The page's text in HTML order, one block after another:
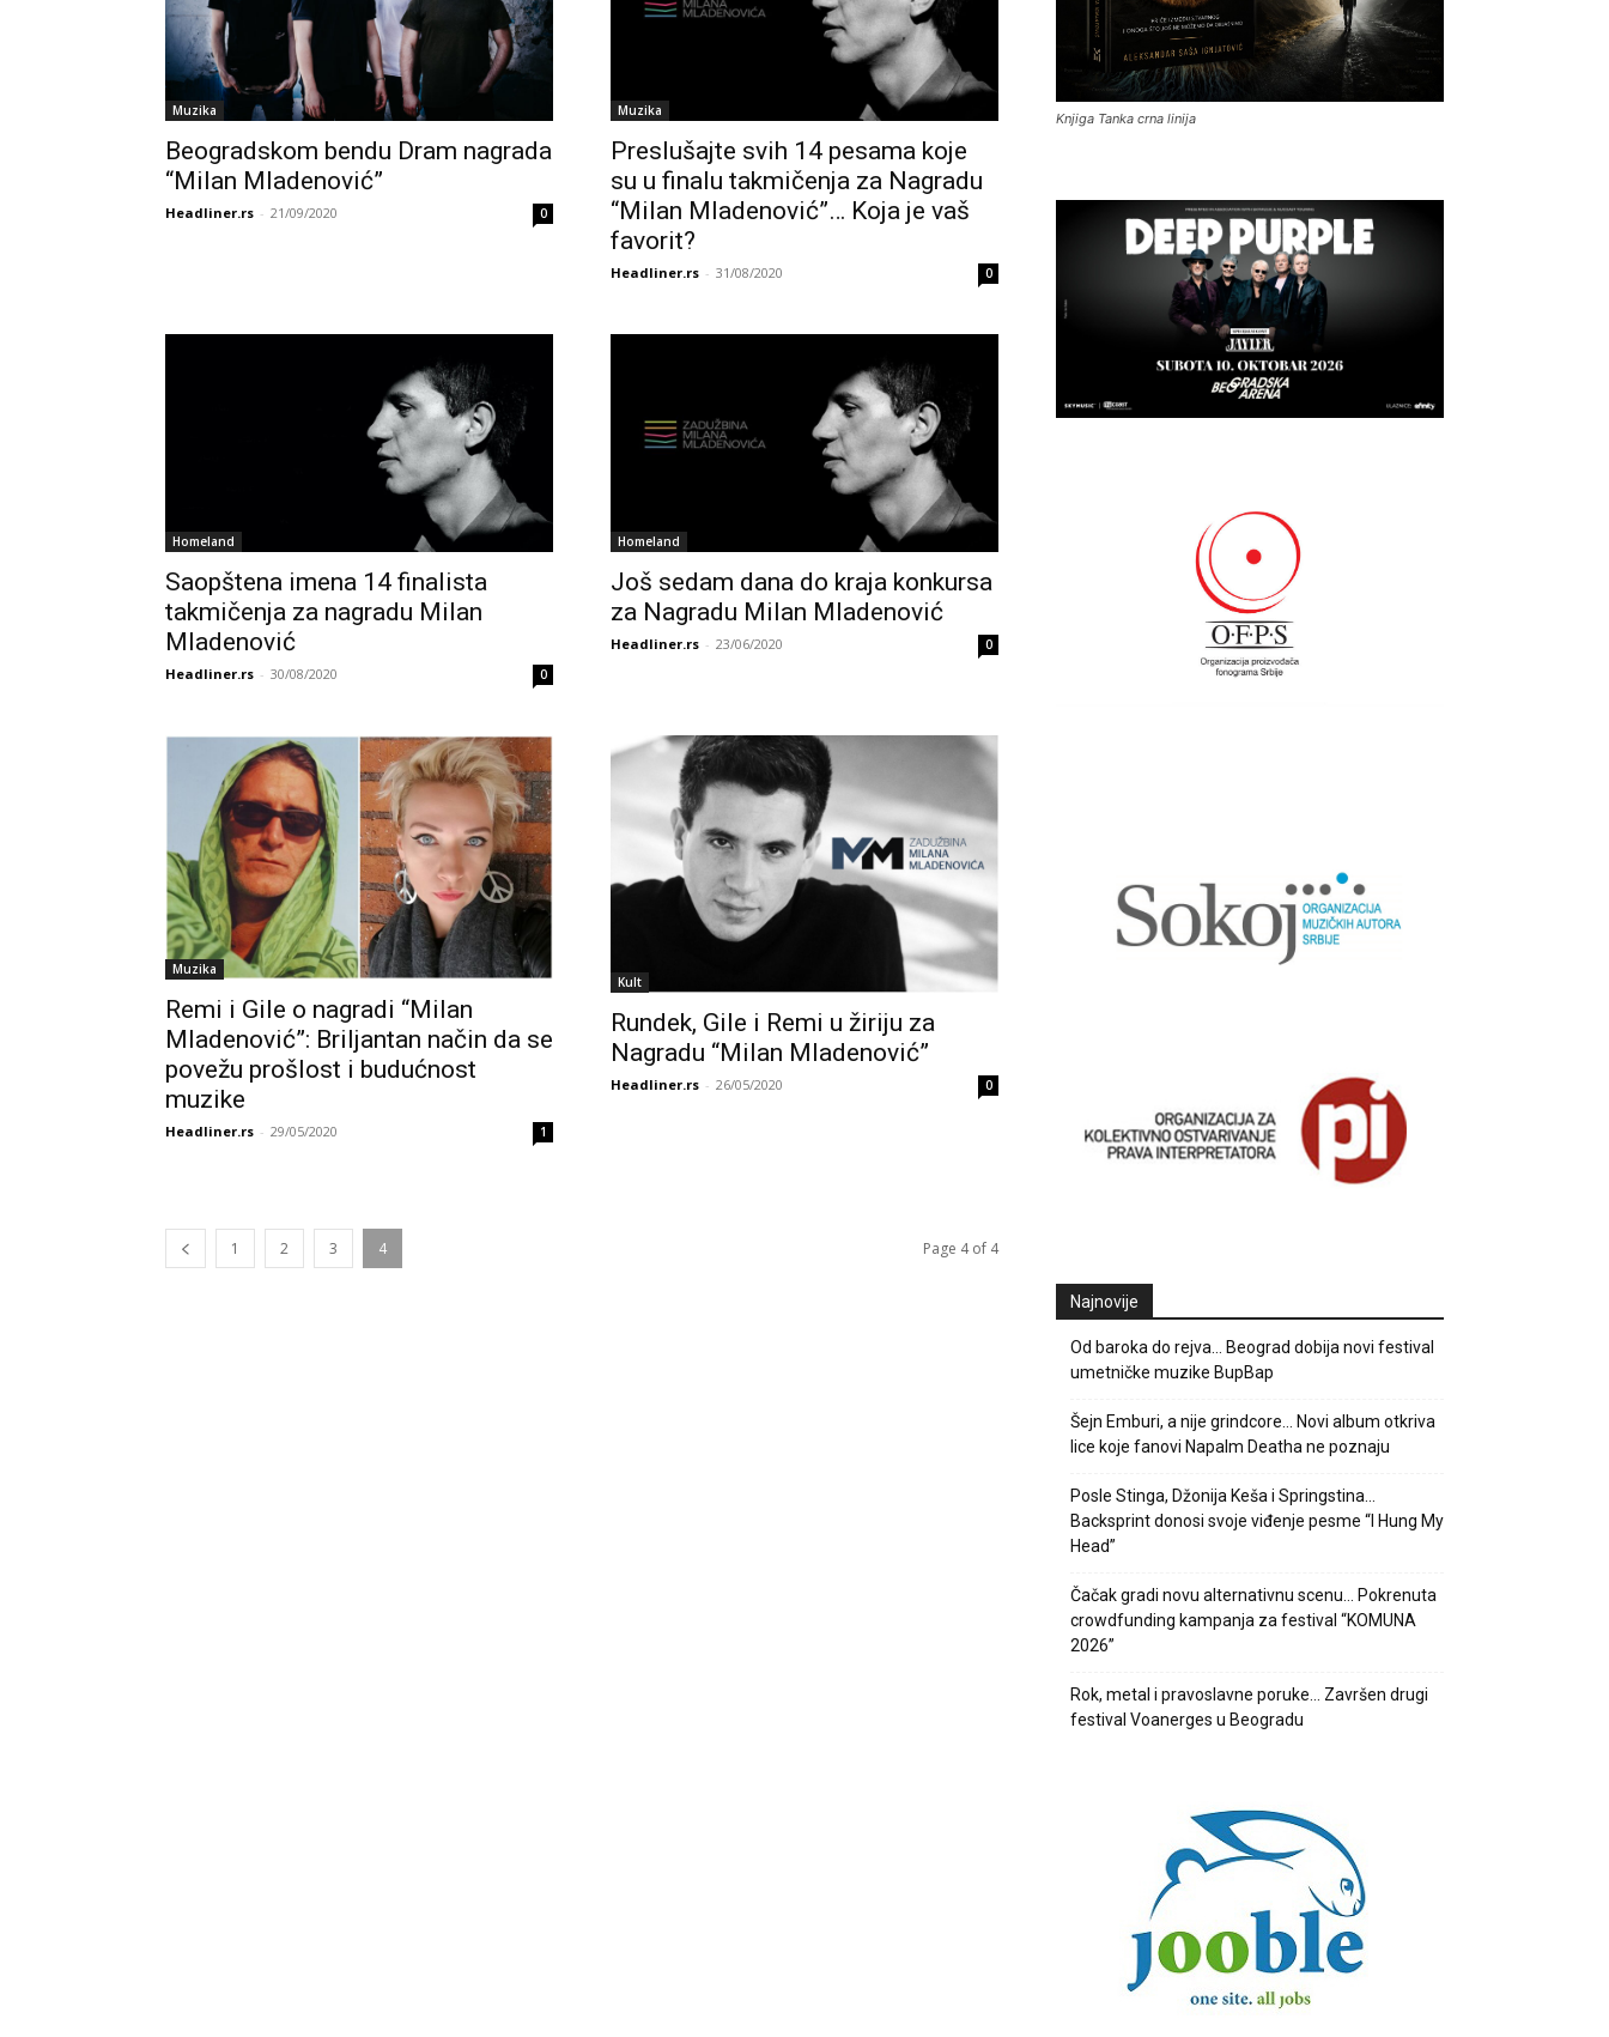
Muzika
Beogradskom bendu Dram nagrada
“Milan Mladenović”
Headliner.rs - 21/09/2020 0
Muzika
Preslušajte svih 14 pesama koje
su u finalu takmičenja za Nagradu
“Milan Mladenović”… Koja je vaš
favorit?
Headliner.rs - 31/08/2020 0
Homeland
Saopštena imena 14 finalista
takmičenja za nagradu Milan
Mladenović
Headliner.rs - 30/08/2020 0
Homeland
Još sedam dana do kraja konkursa
za Nagradu Milan Mladenović
Headliner.rs - 23/06/2020 0
Muzika
Remi i Gile o nagradi “Milan
Mladenović”: Briljantan način da se
povežu prošlost i budućnost
muzike
Headliner.rs - 29/05/2020 1
Kult
Rundek, Gile i Remi u žiriju za
Nagradu “Milan Mladenović”
Headliner.rs - 26/05/2020 0
1 2 3 4 Page 4 of 4
Knjiga Tanka crna linija
Najnovije
Od baroka do rejva… Beograd dobija novi festival
umetničke muzike BupBap
Šejn Emburi, a nije grindcore… Novi album otkriva
lice koje fanovi Napalm Deatha ne poznaju
Posle Stinga, Džonija Keša i Springstina…
Backsprint donosi svoje viđenje pesme “I Hung My
Head”
Čačak gradi novu alternativnu scenu… Pokrenuta
crowdfunding kampanja za festival “KOMUNA
2026”
Rok, metal i pravoslavne poruke… Završen drugi
festival Voanerges u Beogradu